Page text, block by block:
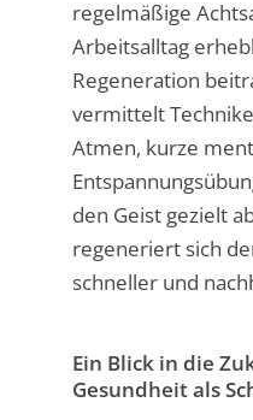
regelmäßige
Arbeitsalltag
Regeneration
vermittelt
Atmen, kurze
den Geist gezielt
regeneriert sich
schneller und
Ein Blick in die
Gesundheit als